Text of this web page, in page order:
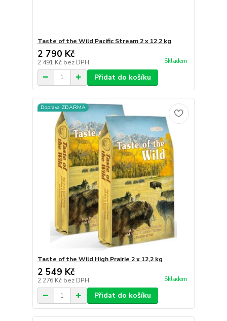
Taste of the Wild Pacific Stream 2 x 12,2 kg
2 790 Kč
2 491 Kč bez DPH Skladem
Přidat do košíku
Doprava ZDARMA
Taste of the Wild High Prairie 2 x 12,2 kg
2 549 Kč
2 276 Kč bez DPH Skladem
Přidat do košíku